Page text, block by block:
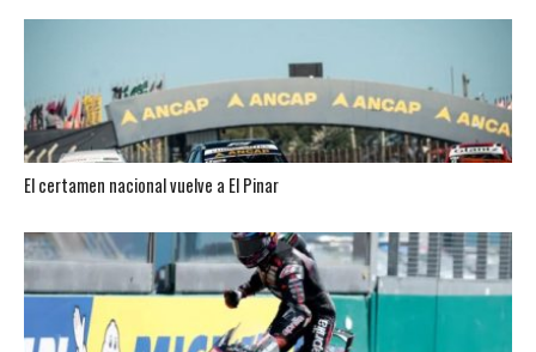
El certamen nacional vuelve a El Pinar